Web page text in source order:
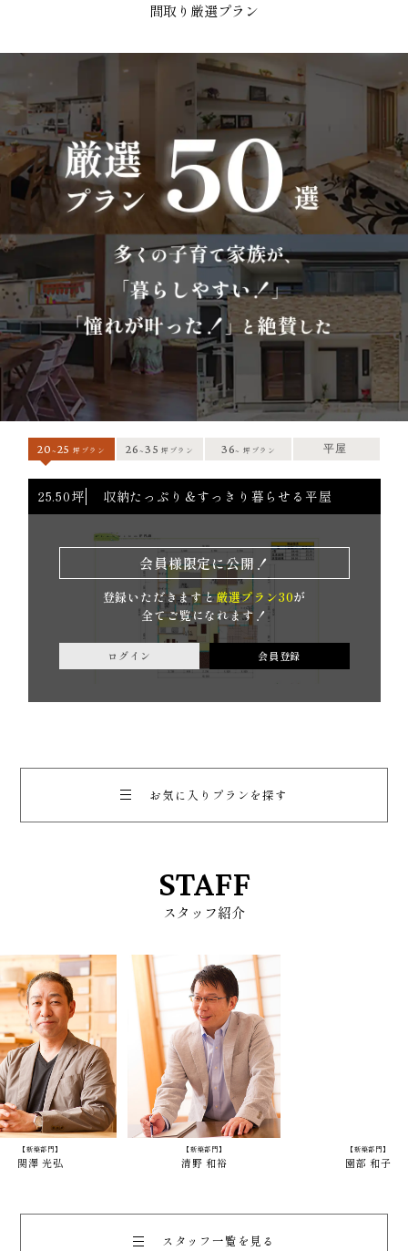
間取り厳選プラン
20 ~ 25 坪プラン
25.62坪 玄関ホールで家族が繋がる二階建て
会員様限定に公開！
登録いただきますと厳選プラン30が
全てご覧になれます！
ログイン 会員登録
26 ~ 35 坪プラン
登録いただきますと 厳選プラン30
全てご覧になれます！
36~ 坪プラン
独立しながら支え合う二世帯住宅
会員様限定に公開！
登録いただきますと 厳選プラン30
全てご覧になれます！
ログイン 会員登録
平屋
登録いただきますと 厳選プラン30
全てご覧になれます！
お気に入りプランを探す
STAFF
スタッフ紹介
【新築部門】
清野 和裕
【新築部門】
園部 和子
【新築部門】
柴田 昌美
スタッフ一覧を見る